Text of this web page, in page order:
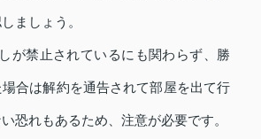
ましょう。
が禁止されているにも関わらず、勝
合は解約を通告されて部屋を出て行
恐れもあるため、注意が必要です。